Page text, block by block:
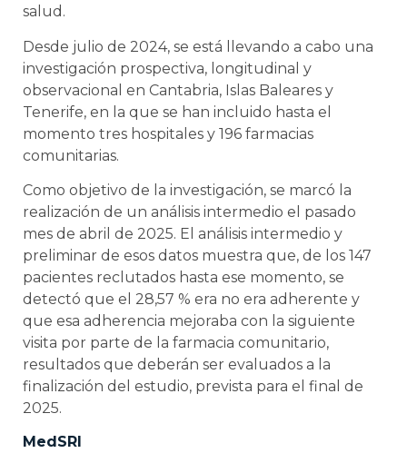
salud.
Desde julio de 2024, se está llevando a cabo una
investigación prospectiva, longitudinal y
observacional en Cantabria, Islas Baleares y
Tenerife, en la que se han incluido hasta el
momento tres hospitales y 196 farmacias
comunitarias.
Como objetivo de la investigación, se marcó la
realización de un análisis intermedio el pasado
mes de abril de 2025. El análisis intermedio y
preliminar de esos datos muestra que, de los 147
pacientes reclutados hasta ese momento, se
detectó que el 28,57 % era no era adherente y
que esa adherencia mejoraba con la siguiente
visita por parte de la farmacia comunitario,
resultados que deberán ser evaluados a la
finalización del estudio, prevista para el final de
2025.
MedSRI